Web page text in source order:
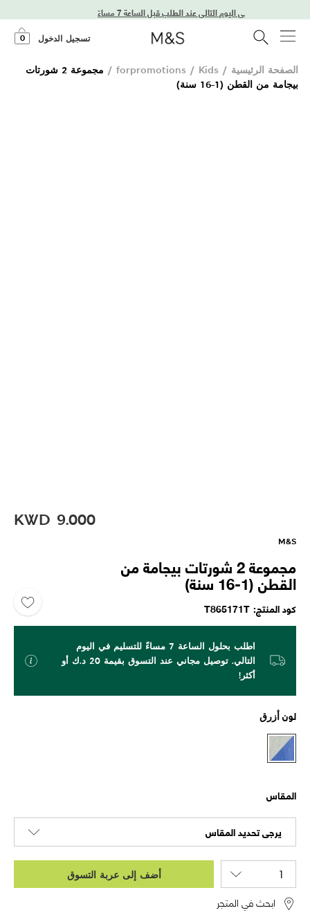
توصيل في اليوم التالي عند الطلب قبل الساعة 7 مساءً
تسجيل الدخول 0
الصفحة الرئيسية /
forpromotions / Kids
/
مجموعة 2 شورتات
بيجامة من القطن (1-16 سنة)
KWD 9.000
M&S
مجموعة 2 شورتات بيجامة من
القطن (1-16 سنة)
كود المنتج T865171T
اطلب بحلول الساعة 7 مساءً للتسليم في اليوم
التالي. توصيل مجاني عند التسوق بقيمة 20 د.ك أو
أكثر!
لون أزرق
المقاس
يرجى تحديد المقاس
أضف إلى عربة التسوق
ابحث في المتجر